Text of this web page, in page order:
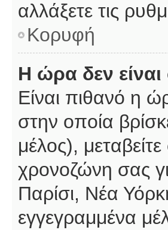
αλλάξετε τις
Κορυφή
Η ώρα δεν
Είναι πιθανό η
στην οποία
μέλος),
χρονοζώνη σας
Παρίσι, Νέα
εγγεγραμμένα